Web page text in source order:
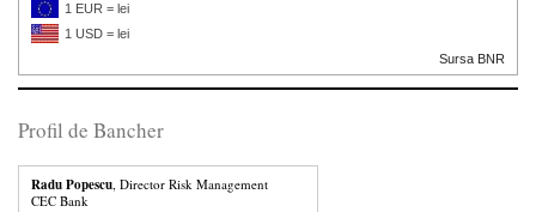
1 EUR = lei
1 USD = lei
Sursa BNR
Profil de Bancher
Radu Popescu, Director Risk Management
CEC Bank